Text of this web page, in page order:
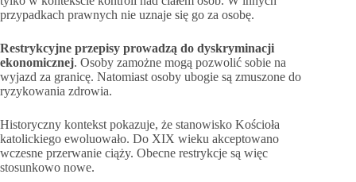
przypadkach prawnych nie uznaje się go za osobę.
Restrykcyjne przepisy prowadzą do dyskryminacji
ekonomicznej. Osoby zamożne mogą pozwolić sobie na
wyjazd za granicę. Natomiast osoby ubogie są zmuszone do
ryzykowania zdrowia.
Historyczny kontekst pokazuje, że stanowisko Kościoła
katolickiego ewoluowało. Do XIX wieku akceptowano
wczesne przerwanie ciąży. Obecne restrykcje są więc
stosunkowo nowe.